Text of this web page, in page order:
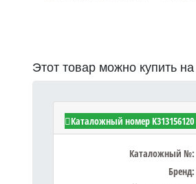
Этот товар можно купить
Kubota K313156120 -
Каталожный №:
Бренд:
Каталожный номер